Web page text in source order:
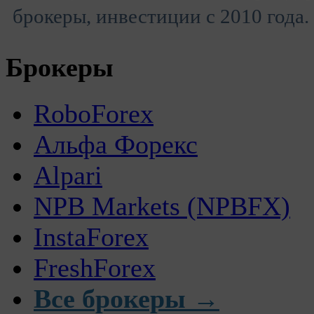
брокеры, инвестиции с 2010 года.
Брокеры
RoboForex
Альфа Форекс
Alpari
NPB Markets (NPBFX)
InstaForex
FreshForex
Все брокеры →